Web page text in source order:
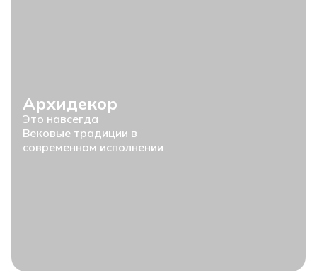
Архидекор
Это навсегда
Вековые традиции в
современном исполнении